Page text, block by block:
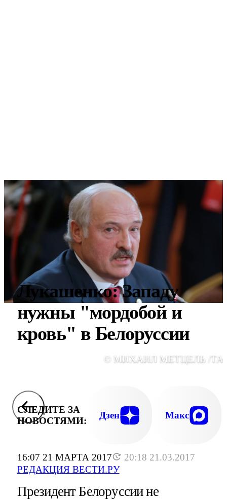
16:07 21 МАРТА 2017
20:18 21.03.2017
РЕДАКЦИЯ ВЕСТИ.РУ
Лукашенко: Западу
нужны "мордобой и
кровь" в Белоруссии
© МИХАИЛ МЕТЦЕЛЬ /
СЛЕДИТЕ ЗА
НОВОСТЯМИ:
Дзен Макс
Президент Белоруссии не